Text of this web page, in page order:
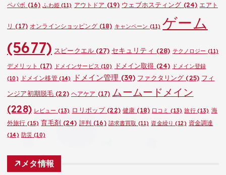
ペパボ (16) ふわ姫(11) アウトドア (19) ウェブホスティング (24) エアト
リ (17) オンラインショッピング(18) キャンペーン (11) ゲーム
(5677) スピークエル(27) セキュリティ (28) テクノロジー (11)
デメリット (17) ドメインサービス (10) ドメイン取得 (24) ドメイン登録
(10)
ドメイン移管(14) ドメイン管理 (39) ファクタリング (25) フィ
ンジア初期脱毛 (22) ヘアケア (17) ムームードメイン
(228) レビュー (13) ロリポップ(22) 健康 (18) 口コミ (13) 旅行(13) 海
外旅行 (15) 育毛剤(24) 評判 (16) 請求書買取 (11) 資金繰り (12) 資金調達
(14) 防災 (10)
メタ情報